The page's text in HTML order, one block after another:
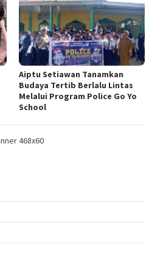
Aiptu Setiawan Tanamkan
Budaya Tertib Berlalu Lintas
Melalui Program Police Go Yo
School